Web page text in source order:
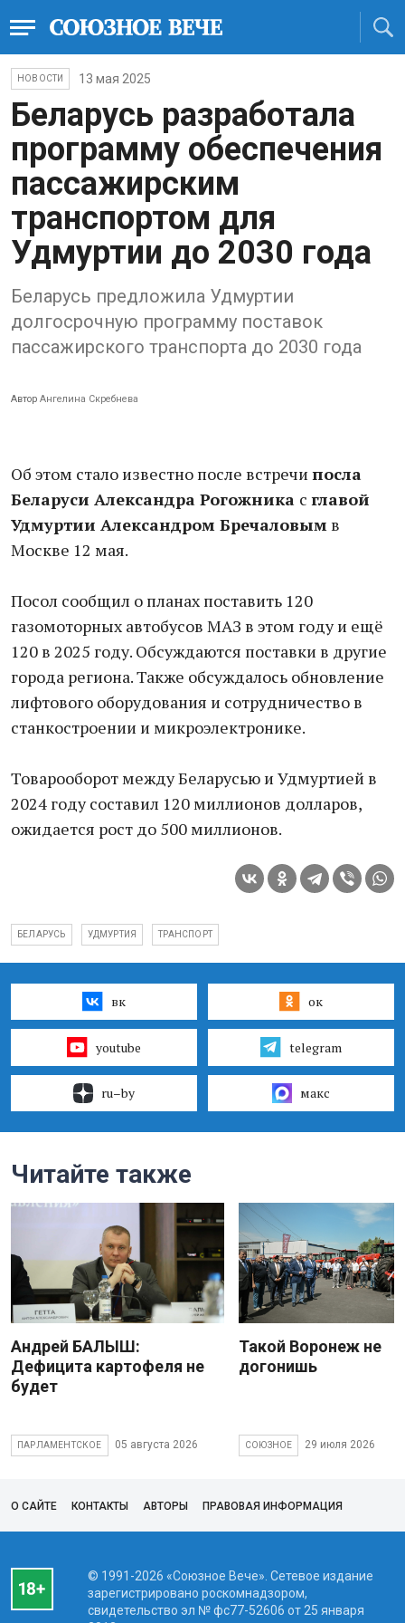
НОВОСТИ 13 мая 2025
Беларусь разработала
программу обеспечения
пассажирским
транспортом для
Удмуртии до 2030 года
Беларусь предложила Удмуртии
долгосрочную программу поставок
пассажирского транспорта до 2030 года
Автор Ангелина Скребнева
Об этом стало известно после встречи посла
Беларуси Александра Рогожника с главой
Удмуртии Александром Бречаловым в
Москве 12 мая.
Посол сообщил о планах поставить 120
газомоторных автобусов МАЗ в этом году и ещё
120 в 2025 году. Обсуждаются поставки в другие
города региона. Также обсуждалось обновление
лифтового оборудования и сотрудничество в
станкостроении и микроэлектронике.
Товарооборот между Беларусью и Удмуртией в
2024 году составил 120 миллионов долларов,
ожидается рост до 500 миллионов.
БЕЛАРУСЬ УДМУРТИЯ ТРАНСПОРТ
вк ок
youtube telegram
ru–by макс
Читайте также
Андрей БАЛЫШ:
Дефицита картофеля не
будет
ПАРЛАМЕНТСКОЕ 05 августа 2026
Такой Воронеж не
догонишь
СОЮЗНОЕ 29 июля 2026
О САЙТЕ КОНТАКТЫ АВТОРЫ ПРАВОВАЯ ИНФОРМАЦИЯ
© 1991-2026 «Союзное Вече». Сетевое издание
зарегистрировано роскомнадзором,
свидетельство эл № фc77-52606 от 25 января